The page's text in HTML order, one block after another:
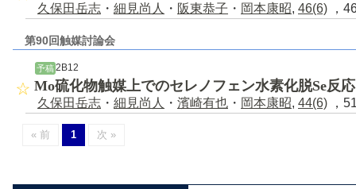
久保田岳志 ・ 細見尚人 ・ 阪東恭子 ・ 岡本康昭, 46(6) ，
第90回触媒討論会
予稿 2B12
Mo硫化物触媒上でのセレノフェン水素化脱Se反応
久保田岳志 ・ 細見尚人 ・ 濱崎有也 ・ 岡本康昭, 44(6) ，
« 前 1 次 »